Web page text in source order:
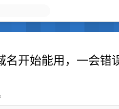
开始能用，一会错